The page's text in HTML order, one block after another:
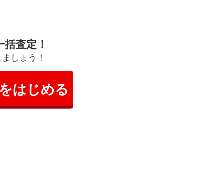
査定！
しょう！
はじめる